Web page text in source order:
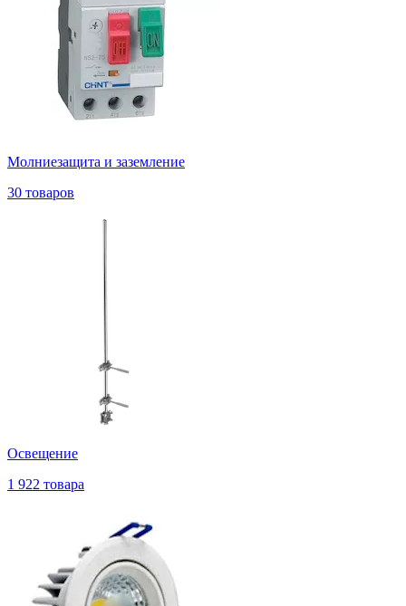
Молниезащита и заземление
30 товаров
Освещение
1 922 товара